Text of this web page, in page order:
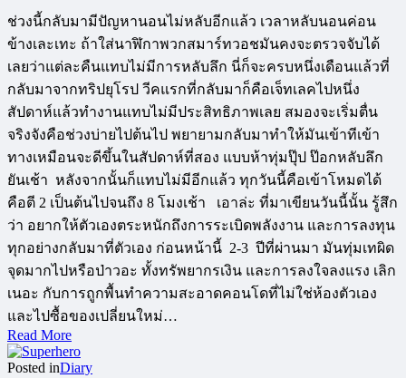
ช่วงนี้กลับมามีปัญหานอนไม่หลับอีกแล้ว เวลาหลับนอนค่อน
ข้างเละเทะ ถ้าใส่นาฬิกาพวกสมาร์ทวอชมันคงจะตรวจจับได้
เลยว่าแต่ละคืนแทบไม่มีการหลับลึก นี่ก็จะครบหนึ่งเดือนแล้วที่
กลับมาจากทริปยุโรป วีคแรกที่กลับมาก็คือเจ็ทเลคไปหนึ่ง
สัปดาห์แล้วทำงานแทบไม่มีประสิทธิภาพเลย สมองจะเริ่มตื่น
จริงจังคือช่วงบ่ายไปต้นไป พยายามกลับมาทำให้มันเข้าทีเข้า
ทางเหมือนจะดีขึ้นในสัปดาห์ที่สอง แบบห้าทุ่มปุ๊ป ป๊อกหลับลึก
ยันเช้า หลังจากนั้นก็แทบไม่มีอีกแล้ว ทุกวันนี้คือเข้าโหมดได้
คือตี 2 เป็นต้นไปจนถึง 8 โมงเช้า เอาล่ะ ที่มาเขียนวันนี้นั้น รู้สึก
ว่า อยากให้ตัวเองตระหนักถึงการระเบิดพลังงาน และการลงทุน
ทุกอย่างกลับมาที่ตัวเอง ก่อนหน้านี้ 2-3 ปีที่ผ่านมา มันทุ่มเทผิด
จุดมากไปหรือป่าวอะ ทั้งทรัพยากรเงิน และการลงใจลงแรง เลิก
เนอะ กับการถูกพื้นทำความสะอาดคอนโดที่ไม่ใช่ห้องตัวเอง
และไปซื้อของเปลี่ยนใหม่…
Read More
Posted inDiary